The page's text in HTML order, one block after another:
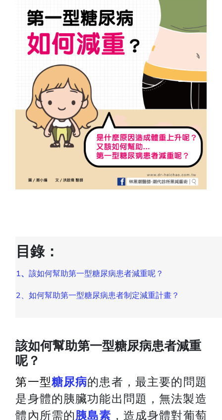
目錄：
1、該如何幫助第一型糖尿病患者減重呢？
2、如何幫助第一型糖尿病患者制定減重計畫？
該如何幫助第一型糖尿病患者減重
呢？
第一型糖尿病的患者，最主要的問題
是身體的胰臟功能出問題，無法製造
體內所需的胰島素 ，造成身體對葡萄